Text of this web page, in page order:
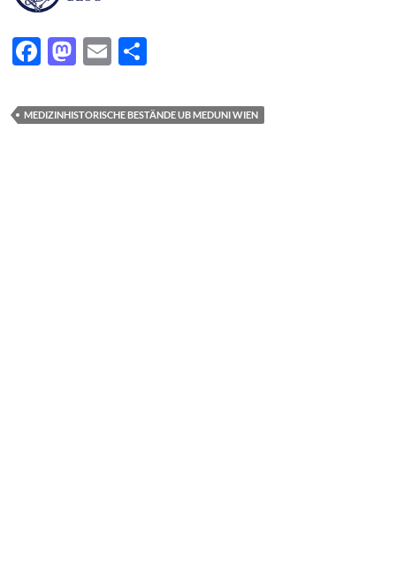
F
e
M
to
E
ail le
MEDIZINHISTORISCHE BESTÄNDE UB MEDUNI WIEN